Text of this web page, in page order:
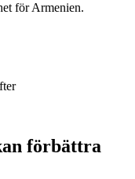
för Armenien.
förbättra